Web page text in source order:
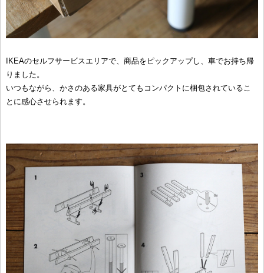
IKEAのセルフサービスエリアで、商品をピックアップし、車でお持ち帰
りました。
いつもながら、かさのある家具がとてもコンパクトに梱包されているこ
とに感心させられます。